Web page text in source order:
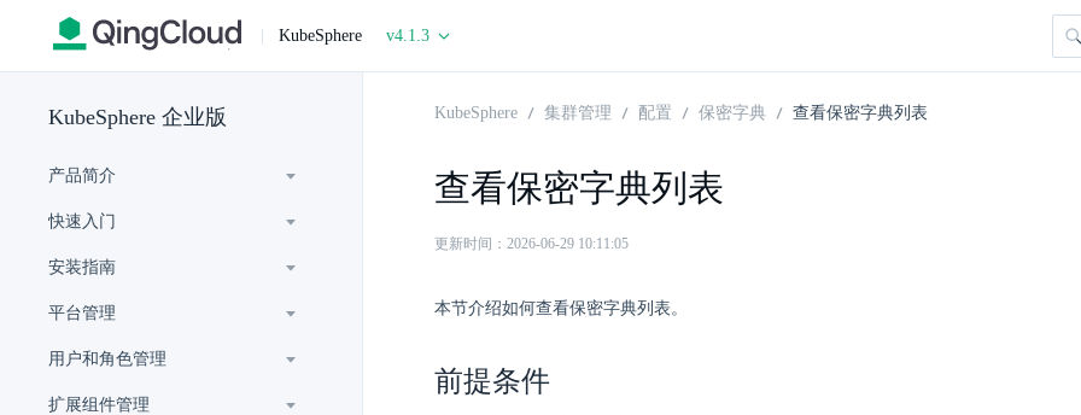
| KubeSphere v4.1.3
KubeSphere 企业版
产品简介
快速入门
安装指南
平台管理
用户和角色管理
扩展组件管理
KubeSphere 集群管理 配置 保密字典 查看保密字典列表
查看保密字典列表
更新时间：2026-06-29 10:11:05
本节介绍如何查看保密字典列表。
前提条件